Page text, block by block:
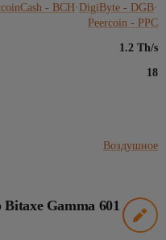
- BCH·DigiByte - DGB·
Peercoin - PPC
1.2 Th/s
18
Воздушное
Gamma 601